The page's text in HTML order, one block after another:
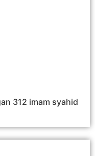
312 imam syahid